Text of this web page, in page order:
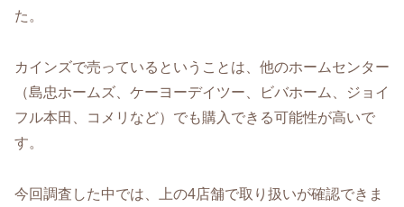
た。
カインズで売っているということは、他のホームセンター
（島忠ホームズ、ケーヨーデイツー、ビバホーム、ジョイ
フル本田、コメリなど）でも購入できる可能性が高いで
す。
今回調査した中では、上の4店舗で取り扱いが確認できま